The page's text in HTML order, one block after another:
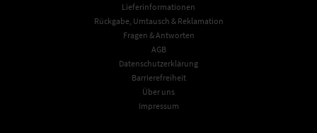
Lieferinformationen
Rückgabe, Umtausch & Reklamation
Fragen & Antworten
AGB
Datenschutzerklärung
Barrierefreiheit
Über uns
Impressum